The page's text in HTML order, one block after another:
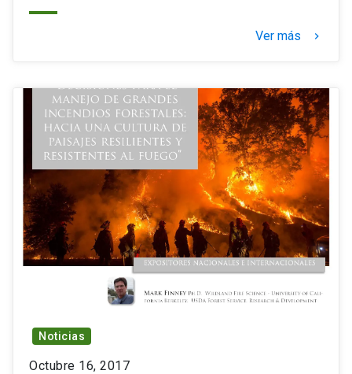
Ver más keyboard_arrow_right
Noticias
Octubre 16, 2017